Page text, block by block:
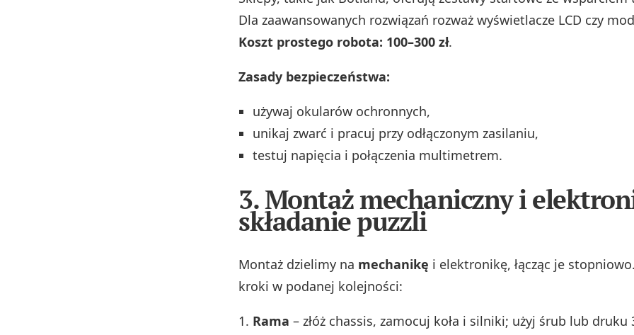
Dla zaawansowanych rozwiązań rozważ wyświetlacze LCD czy
Koszt prostego robota: 100–300 zł.
Zasady bezpieczeństwa:
używaj okularów ochronnych,
unikaj zwarć i pracuj przy odłączonym zasilaniu,
testuj napięcia i połączenia multimetrem.
3. Montaż mechaniczny i
składanie puzzli
Montaż dzielimy na mechanikę i elektronikę, łącząc je
kroki w podanej kolejności:
Rama – złóż chassis, zamocuj koła i silniki; użyj śrub lub druku